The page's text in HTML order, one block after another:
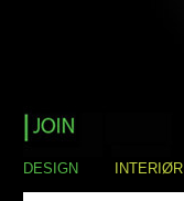
DESIGN INTERIØR